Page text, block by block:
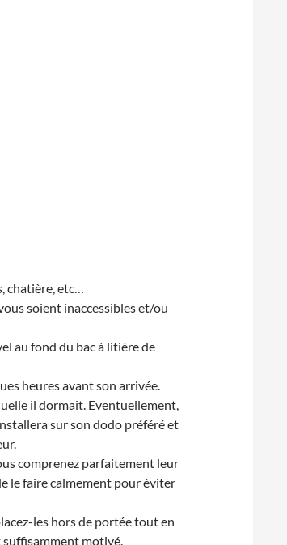
etc…
soient inaccessibles et/ou
au fond du bac à litière de
heures avant son arrivée.
il dormait. Eventuellement,
sur son dodo préféré et
comprenez parfaitement leur
le faire calmement pour éviter
les hors de portée tout en
motivé.